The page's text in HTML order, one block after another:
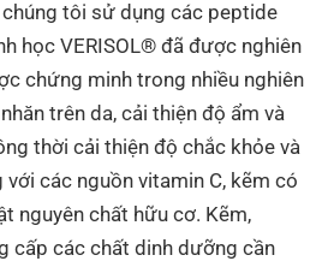
tôi sử dụng các peptide
học VERISOL® đã được nghiên
chứng minh trong nhiều nghiên
trên da, cải thiện độ ẩm và
thời cải thiện độ chắc khỏe và
với các nguồn vitamin C, kẽm có
nguyên chất hữu cơ. Kẽm,
cấp các chất dinh dưỡng cần